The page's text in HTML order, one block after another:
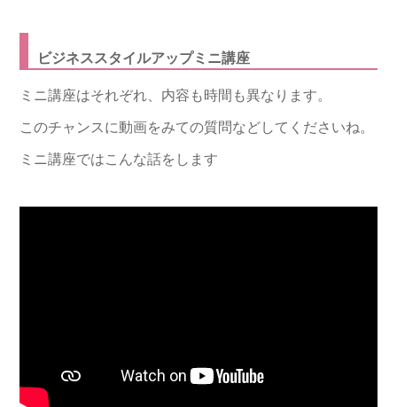
ビジネススタイルアップミニ講座
ミニ講座はそれぞれ、内容も時間も異なります。
このチャンスに動画をみての質問などしてくださいね。
ミニ講座ではこんな話をします